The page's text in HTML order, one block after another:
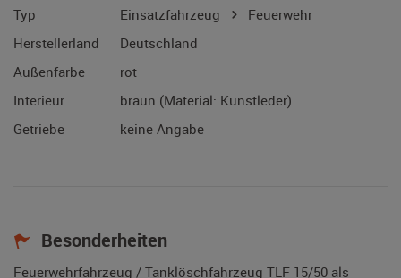
Typ
Einsatzfahrzeug
Feuerwehr
Herstellerland
Deutschland
Außenfarbe
rot
Interieur
braun (Material: Kunstleder)
Getriebe
keine Angabe
Besonderheiten
Feuerwehrfahrzeug / Tanklöschfahrzeug TLF 15/50 als